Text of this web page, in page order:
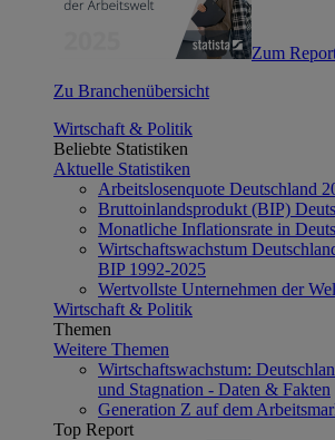
Zum
Zu Branchenübersicht
Wirtschaft & Politik
Beliebte Statistiken
Aktuelle Statistiken
Arbeitslosenquote Deutschland
Bruttoinlandsprodukt (BIP)
Monatliche Inflationsrate in
Wirtschaftswachstum
BIP 1992-2025
Wertvollste Unternehmen der
Wirtschaft & Politik
Themen
Weitere Themen
Wirtschaftswachstum:
und Stagnation - Daten & Fakten
Generation Z auf dem
Top Report